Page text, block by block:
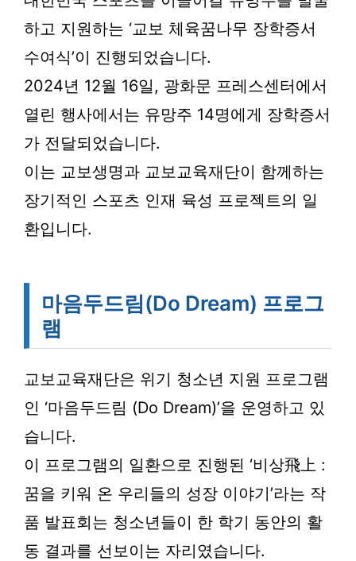
하고 지원하는 ‘교보 체육꿈나무 장학증서
수여식’이 진행되었습니다.
2024년 12월 16일, 광화문 프레스센터에서
열린 행사에서는 유망주 14명에게 장학증서
가 전달되었습니다.
이는 교보생명과 교보교육재단이 함께하는
장기적인 스포츠 인재 육성 프로젝트의 일
환입니다.
마음두드림(Do Dream) 프로그
램
교보교육재단은 위기 청소년 지원 프로그램
인 ‘마음두드림 (Do Dream)’을 운영하고 있
습니다.
이 프로그램의 일환으로 진행된 ‘비상飛上 :
꿈을 키워 온 우리들의 성장 이야기’라는 작
품 발표회는 청소년들이 한 학기 동안의 활
동 결과를 선보이는 자리였습니다.